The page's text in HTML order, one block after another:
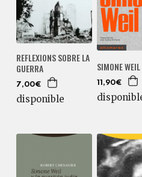
REFLEXIONS SOBRE LA
GUERRA
7,00€
disponible
SIMONE WEIL
11,90€